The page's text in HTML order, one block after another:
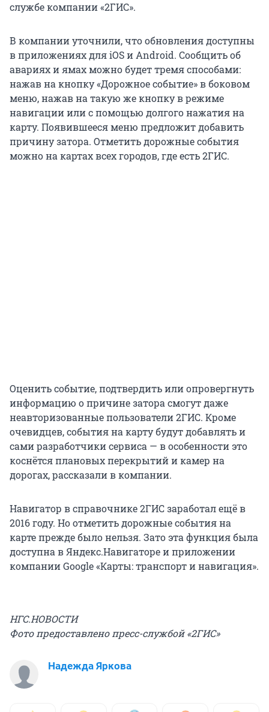
службе компании «2ГИС».
В компании уточнили, что обновления доступны
в приложениях для iOS и Android. Сообщить об
авариях и ямах можно будет тремя способами:
нажав на кнопку «Дорожное событие» в боковом
меню, нажав на такую же кнопку в режиме
навигации или с помощью долгого нажатия на
карту. Появившееся меню предложит добавить
причину затора. Отметить дорожные события
можно на картах всех городов, где есть 2ГИС.
Оценить событие, подтвердить или опровергнуть
информацию о причине затора смогут даже
неавторизованные пользователи 2ГИС. Кроме
очевидцев, события на карту будут добавлять и
сами разработчики сервиса — в особенности это
коснётся плановых перекрытий и камер на
дорогах, рассказали в компании.
Навигатор в справочнике 2ГИС заработал ещё в
2016 году. Но отметить дорожные события на
карте прежде было нельзя. Зато эта функция была
доступна в Яндекс.Навигаторе и приложении
компании Google «Карты: транспорт и навигация».
НГС.НОВОСТИ
Фото предоставлено пресс-службой «2ГИС»
Надежда Яркова